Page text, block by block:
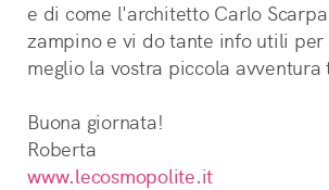
e di come l'architetto Carlo
zampino e vi do tante info utili per
meglio la vostra piccola avventura
Buona giornata!
Roberta
www.lecosmopolite.it